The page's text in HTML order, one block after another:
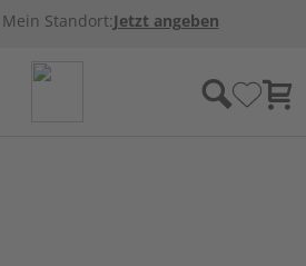
Mein Standort:Jetzt angeben